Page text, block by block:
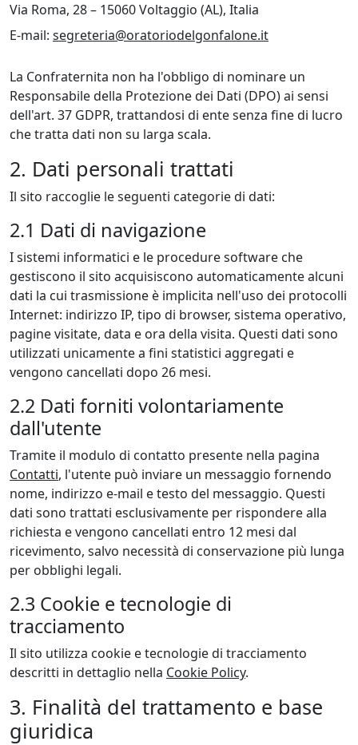
Via Roma, 28 – 15060 Voltaggio (AL), Italia
E-mail: segreteria@oratoriodelgonfalone.it
La Confraternita non ha l'obbligo di nominare un
Responsabile della Protezione dei Dati (DPO) ai sensi
dell'art. 37 GDPR, trattandosi di ente senza fine di lucro
che tratta dati non su larga scala.
2. Dati personali trattati
Il sito raccoglie le seguenti categorie di dati:
2.1 Dati di navigazione
I sistemi informatici e le procedure software che
gestiscono il sito acquisiscono automaticamente alcuni
dati la cui trasmissione è implicita nell'uso dei protocolli
Internet: indirizzo IP, tipo di browser, sistema operativo,
pagine visitate, data e ora della visita. Questi dati sono
utilizzati unicamente a fini statistici aggregati e
vengono cancellati dopo 26 mesi.
2.2 Dati forniti volontariamente
dall'utente
Tramite il modulo di contatto presente nella pagina
Contatti, l'utente può inviare un messaggio fornendo
nome, indirizzo e-mail e testo del messaggio. Questi
dati sono trattati esclusivamente per rispondere alla
richiesta e vengono cancellati entro 12 mesi dal
ricevimento, salvo necessità di conservazione più lunga
per obblighi legali.
2.3 Cookie e tecnologie di
tracciamento
Il sito utilizza cookie e tecnologie di tracciamento
descritti in dettaglio nella Cookie Policy.
3. Finalità del trattamento e base
giuridica